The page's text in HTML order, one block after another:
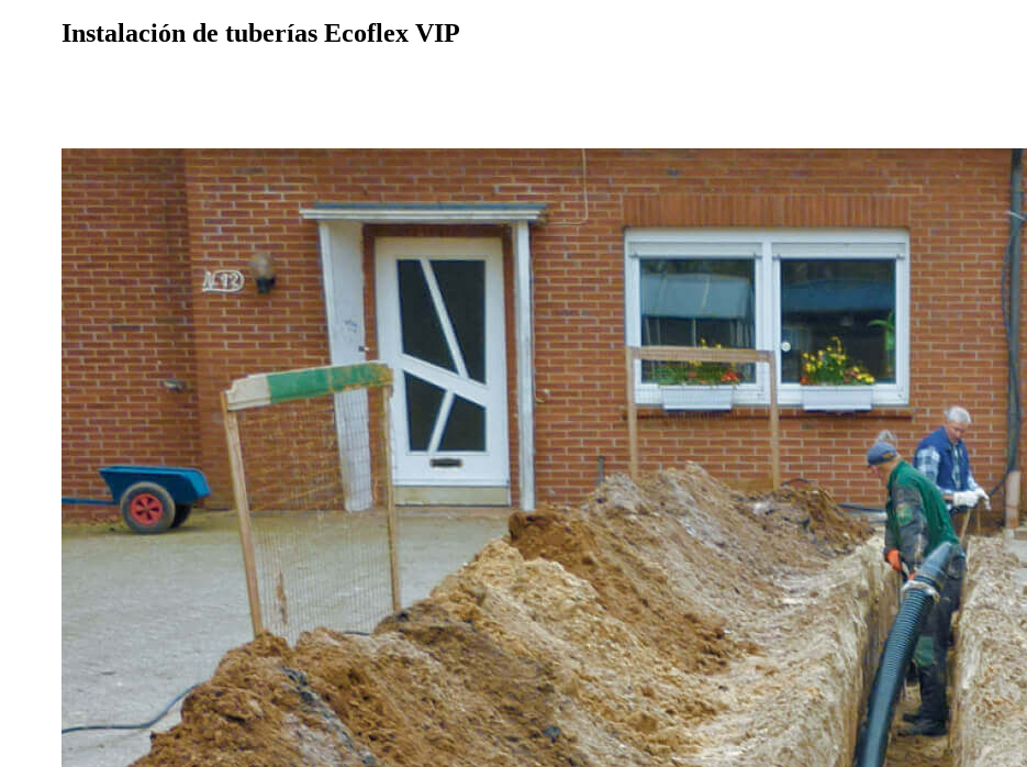
Instalación de tuberías Ecoflex VIP